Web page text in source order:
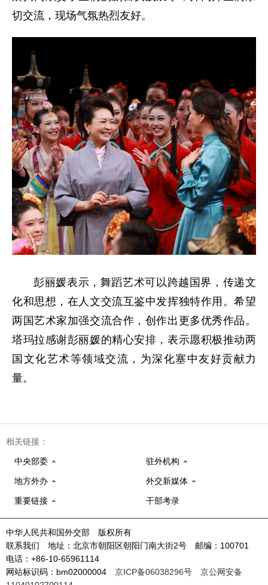
切交流，现场气氛热烈友好。
彭丽媛表示，舞蹈艺术可以跨越国界，传递文
化和思想，在人文交流互鉴中发挥独特作用。希望
两国艺术家加强交流合作，创作出更多优秀作品。
塔玛拉感谢彭丽媛的精心安排，表示愿积极推动两
国文化艺术等领域交流，为深化塞中友好贡献力
量。
相关链接：
中央部委 驻外机构
地方外办 外交新媒体
重要链接 干部考录
中华人民共和国外交部 版权所有
联系我们 地址：北京市朝阳区朝阳门南大街2号 邮编：100701
电话：+86-10-65961114
网站标识码：bm02000004 京ICP备06038296号
京公网安备